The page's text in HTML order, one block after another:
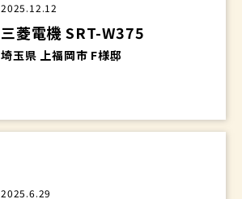
2025.12.12
三菱電機 SRT-W375
埼玉県 上福岡市 F様邸
2025.6.29